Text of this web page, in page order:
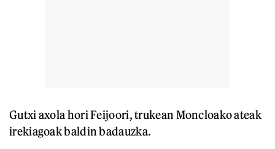
Gutxi axola hori Feijoori, trukean Moncloako ateak
irekiagoak baldin badauzka.